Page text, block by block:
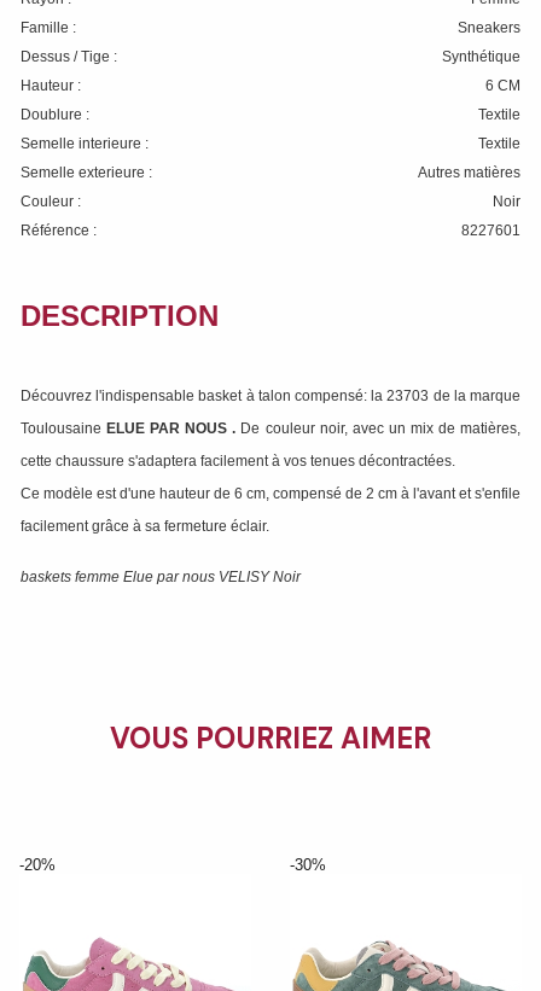
Famille :
Sneakers
Dessus / Tige :
Synthétique
Hauteur :
6 CM
Doublure :
Textile
Semelle interieure :
Textile
Semelle exterieure :
Autres matières
Couleur :
Noir
Référence :
8227601
DESCRIPTION
Découvrez l'indispensable basket à talon compensé: la 23703 de la marque
Toulousaine ELUE PAR NOUS. De couleur noir, avec un mix de matières,
cette chaussure s'adaptera facilement à vos tenues décontractées.
Ce modèle est d'une hauteur de 6 cm, compensé de 2 cm à l'avant et s'enfile
facilement grâce à sa fermeture éclair.
baskets femme Elue par nous VELISY Noir
VOUS POURRIEZ AIMER
-20% -30%